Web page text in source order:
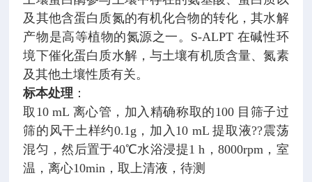
及其他含蛋白质氮的有机化合物的转化，其水解
产物是高等植物的氮源之一。S-ALPT 在碱性环
境下催化蛋白质水解，与土壤有机质含量、氮素
及其他土壤性质有关。
标本处理 ：
取10 mL 离心管，加入精确称取的100 目筛子过
筛的风干土样约0.1g，加入10 mL 提取液??震荡
混匀，然后置于40℃水浴浸提1 h，8000rpm，室
温，离心10min，取上清液，待测